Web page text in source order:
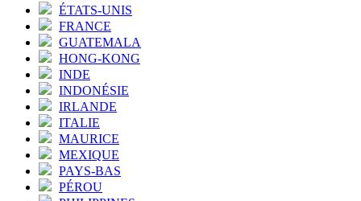
ÉTATS-UNIS
FRANCE
GUATEMALA
HONG-KONG
INDE
INDONÉSIE
IRLANDE
ITALIE
MAURICE
MEXIQUE
PAYS-BAS
PÉROU